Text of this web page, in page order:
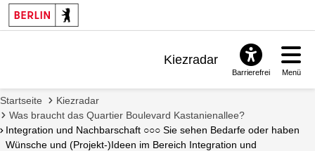
Kiezradar
Barrierefrei Menü
Startseite
Kiezradar
Was braucht das Quartier Boulevard Kastanienallee?
Integration und Nachbarschaft ○○○ Sie sehen Bedarfe oder haben
Wünsche und (Projekt-)Ideen im Bereich Integration und